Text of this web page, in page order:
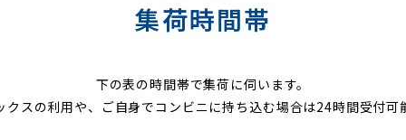
集荷時間帯
下の表の時間帯で集荷に伺います。
クスの利用や、ご自身でコンビニに持ち込む場合は24時間受付可